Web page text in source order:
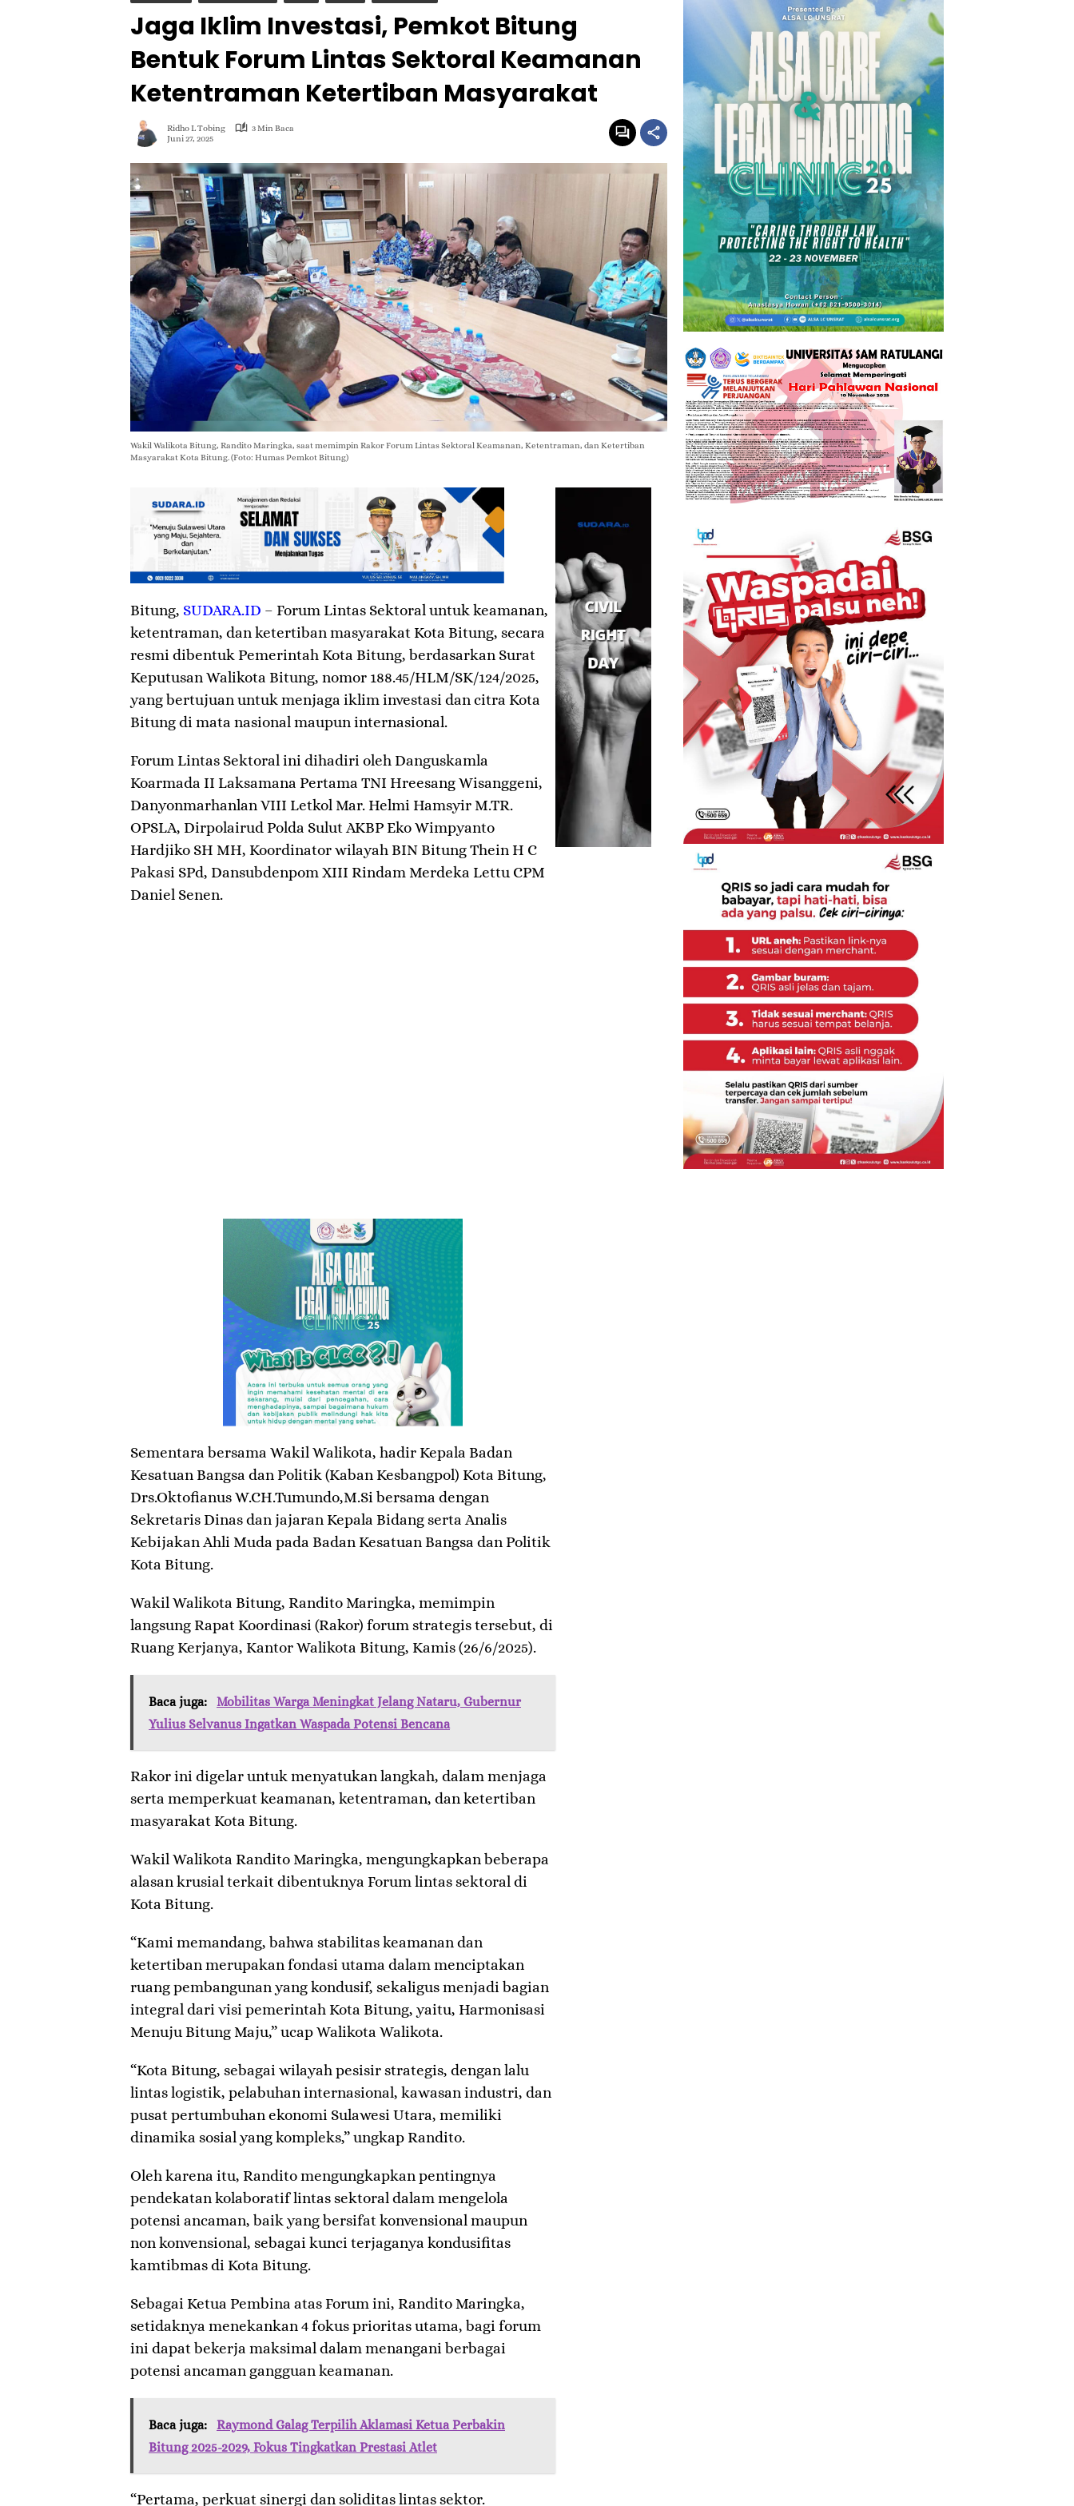
Jaga Iklim Investasi, Pemkot Bitung
Bentuk Forum Lintas Sektoral Keamanan
Ketentraman Ketertiban Masyarakat
Ridho L Tobing
3 Min Baca
Juni 27, 2025
Wakil Walikota Bitung, Randito Maringka, saat memimpin Rakor Forum Lintas Sektoral Keamanan, Ketentraman, dan Ketertiban
Masyarakat Kota Bitung. (Foto: Humas Pemkot Bitung)
Bitung, SUDARA.ID – Forum Lintas Sektoral untuk keamanan,
ketentraman, dan ketertiban masyarakat Kota Bitung, secara
resmi dibentuk Pemerintah Kota Bitung, berdasarkan Surat
Keputusan Walikota Bitung, nomor 188.45/HLM/SK/124/2025,
yang bertujuan untuk menjaga iklim investasi dan citra Kota
Bitung di mata nasional maupun internasional.
Forum Lintas Sektoral ini dihadiri oleh Danguskamla
Koarmada II Laksamana Pertama TNI Hreesang Wisanggeni,
Danyonmarhanlan VIII Letkol Mar. Helmi Hamsyir M.TR.
OPSLA, Dirpolairud Polda Sulut AKBP Eko Wimpyanto
Hardjiko SH MH, Koordinator wilayah BIN Bitung Thein H C
Pakasi SPd, Dansubdenpom XIII Rindam Merdeka Lettu CPM
Daniel Senen.
Sementara bersama Wakil Walikota, hadir Kepala Badan
Kesatuan Bangsa dan Politik (Kaban Kesbangpol) Kota Bitung,
Drs.Oktofianus W.CH.Tumundo,M.Si bersama dengan
Sekretaris Dinas dan jajaran Kepala Bidang serta Analis
Kebijakan Ahli Muda pada Badan Kesatuan Bangsa dan Politik
Kota Bitung.
Wakil Walikota Bitung, Randito Maringka, memimpin
langsung Rapat Koordinasi (Rakor) forum strategis tersebut, di
Ruang Kerjanya, Kantor Walikota Bitung, Kamis (26/6/2025).
Baca juga:
Mobilitas Warga Meningkat Jelang Nataru, Gubernur
Yulius Selvanus Ingatkan Waspada Potensi Bencana
Rakor ini digelar untuk menyatukan langkah, dalam menjaga
serta memperkuat keamanan, ketentraman, dan ketertiban
masyarakat Kota Bitung.
Wakil Walikota Randito Maringka, mengungkapkan beberapa
alasan krusial terkait dibentuknya Forum lintas sektoral di
Kota Bitung.
“Kami memandang, bahwa stabilitas keamanan dan
ketertiban merupakan fondasi utama dalam menciptakan
ruang pembangunan yang kondusif, sekaligus menjadi bagian
integral dari visi pemerintah Kota Bitung, yaitu, Harmonisasi
Menuju Bitung Maju,” ucap Walikota Walikota.
“Kota Bitung, sebagai wilayah pesisir strategis, dengan lalu
lintas logistik, pelabuhan internasional, kawasan industri, dan
pusat pertumbuhan ekonomi Sulawesi Utara, memiliki
dinamika sosial yang kompleks,” ungkap Randito.
Oleh karena itu, Randito mengungkapkan pentingnya
pendekatan kolaboratif lintas sektoral dalam mengelola
potensi ancaman, baik yang bersifat konvensional maupun
non konvensional, sebagai kunci terjaganya kondusifitas
kamtibmas di Kota Bitung.
Sebagai Ketua Pembina atas Forum ini, Randito Maringka,
setidaknya menekankan 4 fokus prioritas utama, bagi forum
ini dapat bekerja maksimal dalam menangani berbagai
potensi ancaman gangguan keamanan.
Baca juga:
Raymond Galag Terpilih Aklamasi Ketua Perbakin
Bitung 2025-2029, Fokus Tingkatkan Prestasi Atlet
“Pertama, perkuat sinergi dan soliditas lintas sektor.